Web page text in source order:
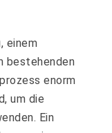
einem
bestehenden
enorm
um die
Ein